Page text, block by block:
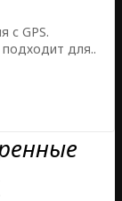
с GPS.
подходит для..